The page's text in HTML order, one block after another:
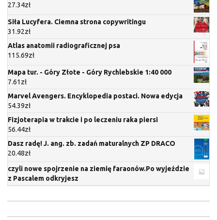
27.34zł
Siła Lucyfera. Ciemna strona copywritingu
31.92zł
Atlas anatomii radiograficznej psa
115.69zł
Mapa tur. - Góry Złote - Góry Rychlebskie 1:40 000
7.61 zł
Marvel Avengers. Encyklopedia postaci. Nowa edycja
54.39zł
Fizjoterapia w trakcie i po leczeniu raka piersi
56.44zł
Dasz radę! J. ang. zb. zadań maturalnych ZP DRACO
20.48zł
czyli nowe spojrzenie na ziemię faraonów.Po wyjeździe
z Pascalem odkryjesz